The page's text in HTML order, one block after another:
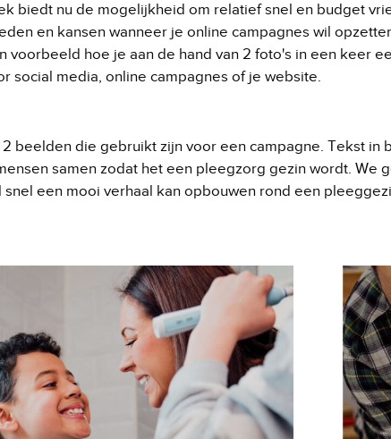
biedt nu de mogelijkheid om relatief snel en budget
en kansen wanneer je online campagnes wil
voorbeeld hoe je aan de hand van 2 foto's in een keer
social media, online campagnes of je website.
beelden die gebruikt zijn voor een campagne. Tekst in
samen zodat het een pleegzorg gezin wordt. We
snel een mooi verhaal kan opbouwen rond een